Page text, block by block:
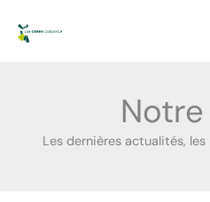
Les dernières actualités,